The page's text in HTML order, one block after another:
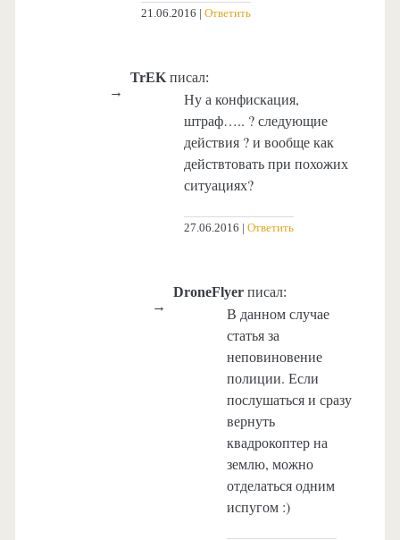
21.06.2016 Ответить
TrEK писал:
Ну а конфискация,
штраф….. ? следующие
действия ? и вообще как
действтовать при похожих
ситуациях?
27.06.2016 Ответить
DroneFlyer писал:
В данном случае
статья за
неповиновение
полиции. Если
послушаться и сразу
вернуть
квадрокоптер на
землю, можно
отделаться одним
испугом :)